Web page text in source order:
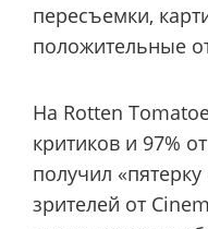
пересъемки,
положительные
На Rotten
критиков и 97%
получил
зрителей от